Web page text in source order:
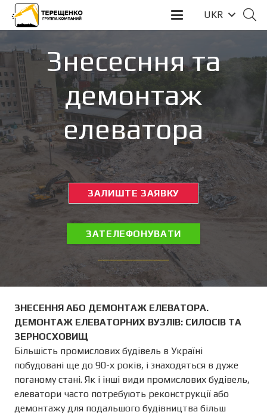
UKR
Знесесння та
демонтаж
елеватора
ЗАЛИШТЕ ЗАЯВКУ
ЗАТЕЛЕФОНУВАТИ
ЗНЕСЕННЯ АБО ДЕМОНТАЖ ЕЛЕВАТОРА.
ДЕМОНТАЖ ЕЛЕВАТОРНИХ ВУЗЛІВ: СИЛОСІВ ТА
ЗЕРНОСХОВИЩ
Більшість промислових будівель в Україні
побудовані ще до 90-х років, і знаходяться в дуже
поганому стані. Як і інші види промислових будівель,
елеватори часто потребують реконструкції або
демонтажу для подальшого будівництва більш